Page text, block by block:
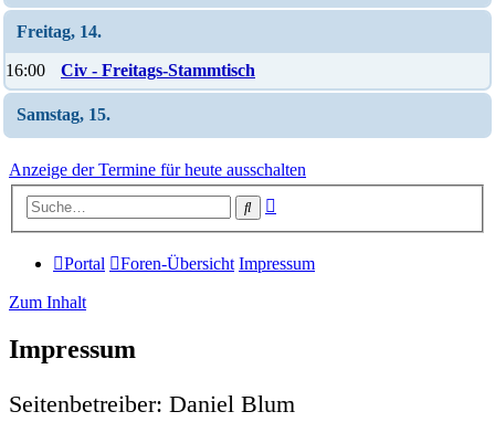
Freitag, 14.
16:00 Civ - Freitags-Stammtisch
Samstag, 15.
Anzeige der Termine für heute ausschalten
Suche
Portal Foren-Übersicht Impressum
Zum Inhalt
Impressum
Seitenbetreiber: Daniel Blum